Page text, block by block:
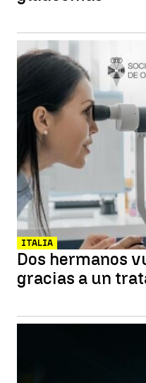
ITALIA
Dos hermanos
gracias a un